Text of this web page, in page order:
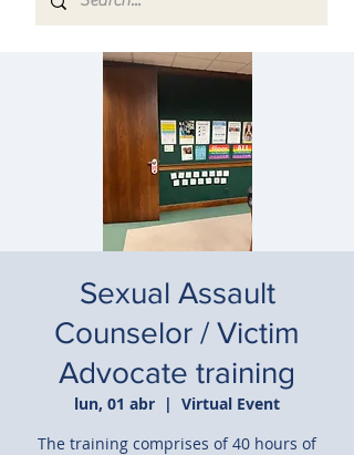
Sexual Assault
Counselor / Victim
Advocate training
lun, 01 abr
  |
Virtual Event
The training comprises of 40 hours of